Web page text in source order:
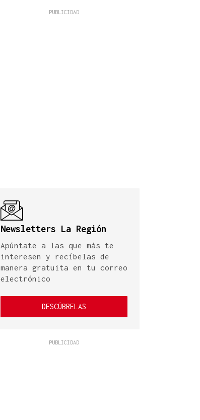
Newsletters La Región
Apúntate a las que más te
interesen y recíbelas de
manera gratuita en tu correo
electrónico
DESCÚBRELAS